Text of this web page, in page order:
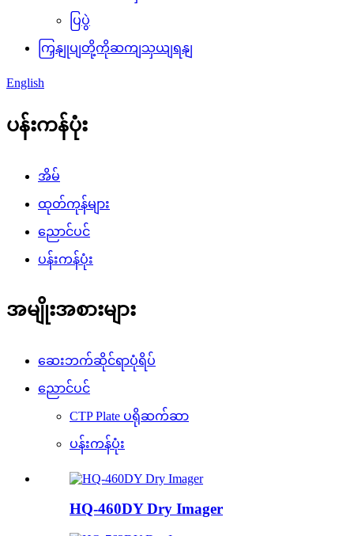
ပြပွဲ
ကြှနျုပျတို့ကိုဆကျသှယျရနျ
English
ပန်းကန်ပုံး
အိမ်
ထုတ်ကုန်များ
ညောင်ပင်
ပန်းကန်ပုံး
အမျိုးအစားများ
ဆေးဘက်ဆိုင်ရာပုံရိပ်
ညောင်ပင်
CTP Plate ပရိုဆက်ဆာ
ပန်းကန်ပုံး
HQ-460DY Dry ​​Imager